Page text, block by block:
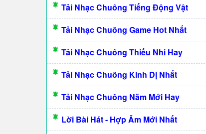
Tải Nhạc Chuông Tiếng Động Vật
Tải Nhạc Chuông Game Hot Nhất
Tải Nhạc Chuông Thiếu Nhi Hay
Tải Nhạc Chuông Kinh Dị Nhất
Tải Nhạc Chuông Năm Mới Hay
Lời Bài Hát - Hợp Âm Mới Nhất